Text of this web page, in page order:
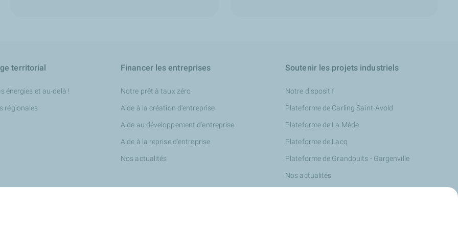
territorial
énergies et au-delà !
régionales
Financer les entreprises
Notre prêt à taux zéro
Aide à la création d'entreprise
Aide au développement d'entreprise
Aide à la reprise d'entreprise
Nos actualités
Soutenir les projets industriels
Notre dispositif
Plateforme de Carling Saint-Avold
Plateforme de La Mède
Plateforme de Lacq
Plateforme de Grandpuits - Gargenville
Nos actualités